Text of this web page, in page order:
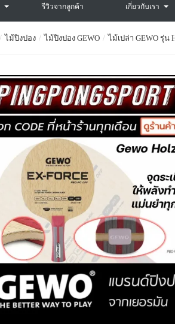
รีวิวจากลูกค้า เกี่ยวกับเรา
ไม้ปิงปอง ไม้ปิงปอง GEWO ไม้เปล่า GEWO รุ่น